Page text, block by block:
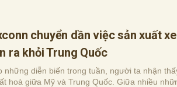
chuyển dần việc sản xuất xe
ra khỏi Trung Quốc
những diễn biến trong tuần, người ta nhận
hoà giữa Mỹ và Trung Quốc. Giữa nhiều